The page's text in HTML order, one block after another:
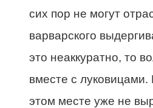
сих пор не могут
варварского
это неаккуратно, то
вместе с
этом месте уже не